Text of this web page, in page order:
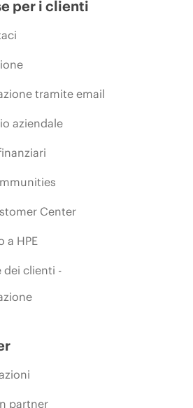
per i clienti
tramite email
aziendale
Center
a HPE
dei clienti -
partner